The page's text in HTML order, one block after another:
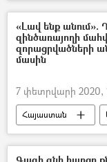
Բանակ
«Լավ ենք անում».
զինծառայողի
զորացրվածների
մասին
7 փետրվարի 2020,
Հայաստան
հասարակություն
Արցախի